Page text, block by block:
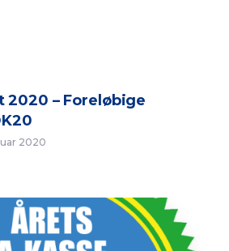
2020 – Foreløbige
2020